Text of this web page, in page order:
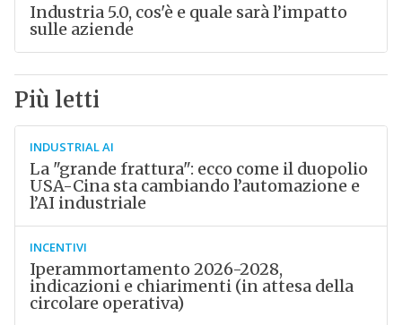
Industria 5.0, cos'è e quale sarà l’impatto
sulle aziende
Più letti
INDUSTRIAL AI
La "grande frattura": ecco come il duopolio
USA-Cina sta cambiando l’automazione e
l’AI industriale
INCENTIVI
Iperammortamento 2026-2028,
indicazioni e chiarimenti (in attesa della
circolare operativa)